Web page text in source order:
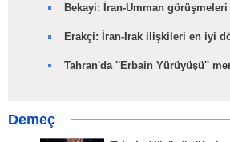
Bekayi: İran-Umman
Erakçi: İran-Irak ilişkileri en iyi
Tahran'da ''Erbain Yürüyüşü''
Demeç